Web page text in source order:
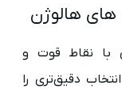
های هالوژن
با نقاط قوت و
دقیق‌تری را